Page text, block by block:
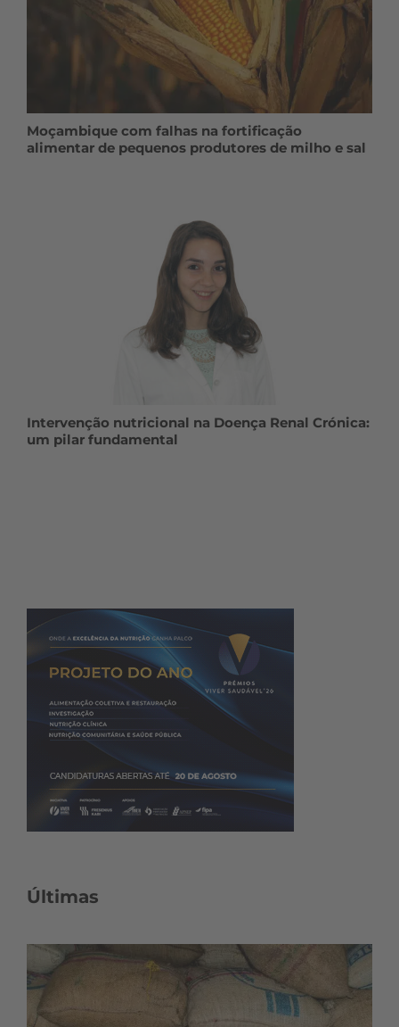
Moçambique com falhas na fortificação
alimentar de pequenos produtores de milho e sal
Intervenção nutricional na Doença Renal Crónica:
um pilar fundamental
Últimas